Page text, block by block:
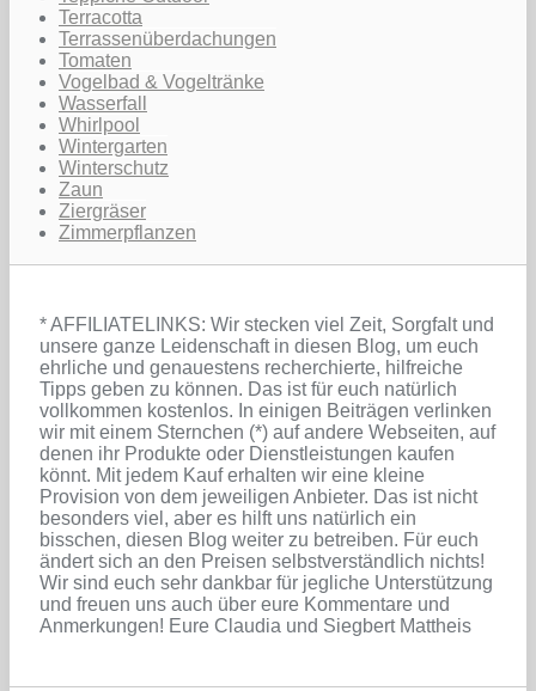
Terracotta
Terrassenüberdachungen
Tomaten
Vogelbad & Vogeltränke
Wasserfall
Whirlpool
Wintergarten
Winterschutz
Zaun
Ziergräser
Zimmerpflanzen
* AFFILIATELINKS: Wir stecken viel Zeit, Sorgfalt und
unsere ganze Leidenschaft in diesen Blog, um euch
ehrliche und genauestens recherchierte, hilfreiche
Tipps geben zu können. Das ist für euch natürlich
vollkommen kostenlos. In einigen Beiträgen verlinken
wir mit einem Sternchen (*) auf andere Webseiten, auf
denen ihr Produkte oder Dienstleistungen kaufen
könnt. Mit jedem Kauf erhalten wir eine kleine
Provision von dem jeweiligen Anbieter. Das ist nicht
besonders viel, aber es hilft uns natürlich ein
bisschen, diesen Blog weiter zu betreiben. Für euch
ändert sich an den Preisen selbstverständlich nichts!
Wir sind euch sehr dankbar für jegliche Unterstützung
und freuen uns auch über eure Kommentare und
Anmerkungen! Eure Claudia und Siegbert Mattheis